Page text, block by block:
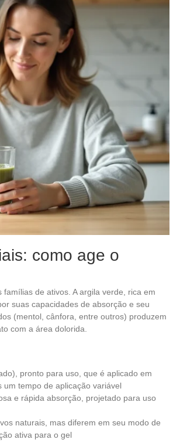
como age o
de ativos. A argila verde, rica em
suas capacidades de absorção e seu
(mentol, cânfora, entre outros) produzem
com a área dolorida.
pronto para uso, que é aplicado em
tempo de aplicação variável
e rápida absorção, projetado para uso
naturais, mas diferem em seu modo de
ativa para o gel